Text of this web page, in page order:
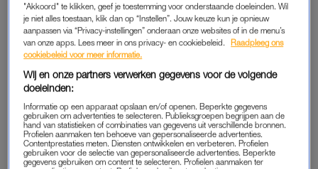
LINDA.
Even praktisch nu: met deze
tips draag je zelf een
steentje bij aan een beter
klimaat
LINDA.
Nooit vergeten: hoe de
Stonewall-rellen de basis
QUIZ
Nieuws een beetje gevolgd
in maart? Speel onze quiz en
test je kennis
QUIZ
Deze BN’ers zijn twee meter
lang (en meer weetjes
waarvan we hopen dat je ze
kent)
"Akkoord" te klikken, geef je toestemming voor onderstaande doeleinden. Wil
je niet alles toestaan, klik dan op “Instellen”. Jouw keuze kun je opnieuw
aanpassen via “Privacy-instellingen” onderaan onze websites of in de menu’s
van onze apps. Lees meer in ons privacy- en cookiebeleid.
Raadpleeg ons
cookiebeleid voor meer informatie.
Wij en onze partners verwerken gegevens voor de volgende
doeleinden:
Informatie op een apparaat opslaan en/of openen. Beperkte gegevens
gebruiken om advertenties te selecteren. Publieksgroepen begrijpen aan de
hand van statistieken of combinaties van gegevens uit verschillende bronnen.
Profielen aanmaken ten behoeve van gepersonaliseerde advertenties.
Contentprestaties meten. Diensten ontwikkelen en verbeteren. Profielen
gebruiken voor de selectie van gepersonaliseerde advertenties. Beperkte
gegevens gebruiken om content te selecteren. Profielen aanmaken ter